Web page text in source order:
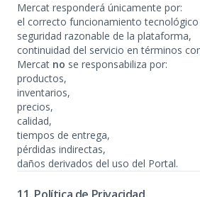
Mercat responderá únicamente por:
el correcto funcionamiento
seguridad razonable de la plataforma,
continuidad del servicio en términos
Mercat no se responsabiliza por:
productos,
inventarios,
precios,
calidad,
tiempos de entrega,
pérdidas indirectas,
daños derivados del uso del Portal.